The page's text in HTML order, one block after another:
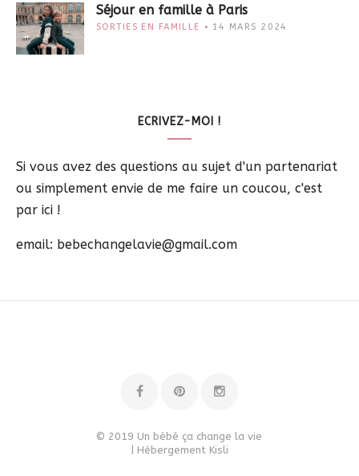
Séjour en famille à Paris
SORTIES EN FAMILLE 14 MARS 2024
ECRIVEZ-MOI !
Si vous avez des questions au sujet d'un partenariat
ou simplement envie de me faire un coucou, c'est
par ici !
email: bebechangelavie@gmail.com
© 2019 Un bébé ça change la vie
| Hébergement Kisli